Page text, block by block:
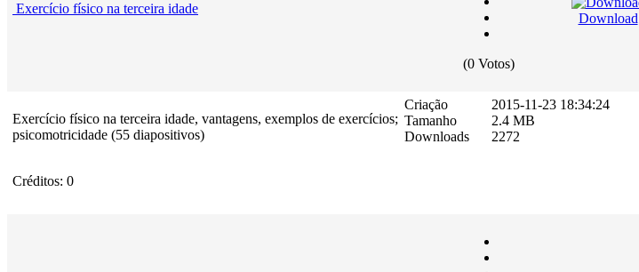
Exercício físico na terceira idade
(0 Votos)
Download
Exercício físico na terceira idade, vantagens, exemplos de exercícios;
psicomotricidade (55 diapositivos)
Créditos: 0
Criação
Tamanho
Downloads
2015-11-23 18:34:24
2.4 MB
2272